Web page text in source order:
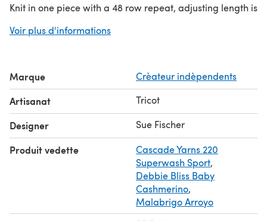
Knit in one piece with a 48 row repeat, adjusting length is
needles, 3 skeins, 800 yds. Cascades Longwood Sport, 12
relaxed finished size 17" by 83" without the tassels. For a
tutorial on adding the tassels visit my blog, address is in
the pattern.
Voir plus d'informations
Marque Crèateur indèpendents
Artisanat Tricot
Designer Sue Fischer
Produit vedette
Cascade Yarns 220
Superwash Sport,
Debbie Bliss Baby
Cashmerino,
Malabrigo Arroyo